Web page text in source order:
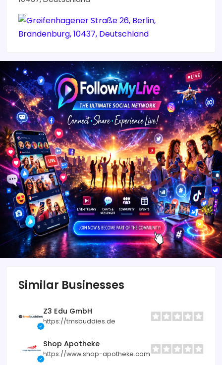
Similar Businesses
Z3 Edu GmbH
https://tmsbuddies.de
Shop Apotheke
https://www.shop-apotheke.com